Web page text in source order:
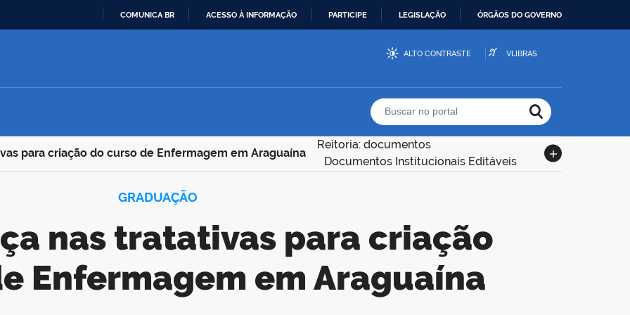
CONTEÚDO
COMUNICA BR ACESSO À INFORMAÇÃO PARTICIPE LEGISLAÇÃO ÓRGÃOS DO GOVERNO
ALTO CONTRASTE VLIBRAS
Buscar no portal
para criação do curso de Enfermagem em Araguaína
Reitoria: documentos
Documentos Institucionais Editáveis
GRADUAÇÃO
Enfermagem em Araguaína